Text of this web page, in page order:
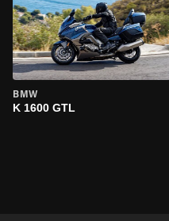
BMW
K 1600 GTL